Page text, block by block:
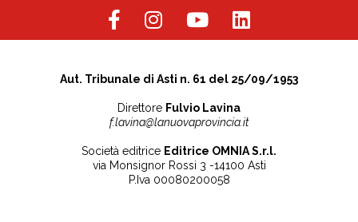
Aut. Tribunale di Asti n. 61 del 25/09/1953
Direttore Fulvio Lavina
f.lavina@lanuovaprovincia.it
Società editrice Editrice OMNIA S.r.l.
via Monsignor Rossi 3 -14100 Asti
P.Iva 00080200058